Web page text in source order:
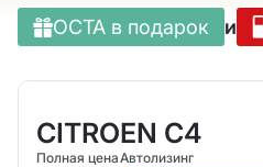
OCTA в подарок и
CITROEN C4
Полная ценаАвтолизинг